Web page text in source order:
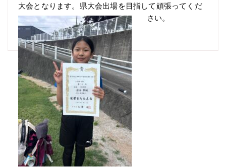
大会となります。県大会出場を目指して頑張ってくだ
さい。